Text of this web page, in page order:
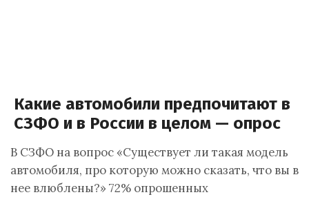
Какие автомобили предпочитают в
СЗФО и в России в целом — опрос
В СЗФО на вопрос «Существует ли такая модель
автомобиля, про которую можно сказать, что вы в
нее влюблены?» 72% опрошенных